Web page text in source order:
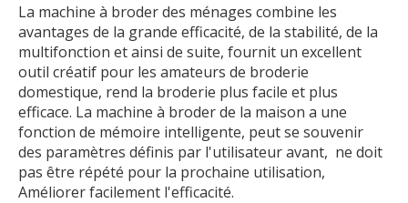
La machine à broder des ménages combine les
avantages de la grande efficacité, de la stabilité, de la
multifonction et ainsi de suite, fournit un excellent
outil créatif pour les amateurs de broderie
domestique, rend la broderie plus facile et plus
efficace. La machine à broder de la maison a une
fonction de mémoire intelligente, peut se souvenir
des paramètres définis par l'utilisateur avant, ‌ ne doit
pas être répété pour la prochaine utilisation, ‌
Améliorer facilement l'efficacité.